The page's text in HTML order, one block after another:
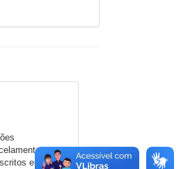
em